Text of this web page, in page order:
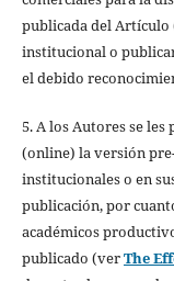
publicada del
institucional o
el debido
5. A los Autores se les
(online) la versión
institucionales o en
publicación, por
académicos
publicado (verThe